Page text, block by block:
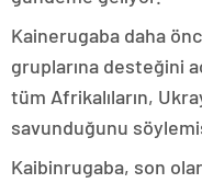
Kainerugaba daha
gruplarına desteğini
tüm Afrikalıların,
savunduğunu
Kaibinrugaba, son